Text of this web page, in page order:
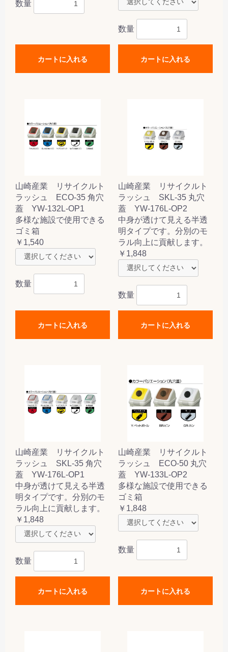
数量
カートに入れる
数量
カートに入れる
山崎産業 リサイクルト
ラッシュ ECO-35 角穴
蓋 YW-132L-OP1
多様な施設で使用できる
ゴミ箱
￥1,540
数量
カートに入れる
山崎産業 リサイクルト
ラッシュ SKL-35 丸穴
蓋 YW-176L-OP2
中身が透けて見える半透
明タイプです。分別のモ
ラル向上に貢献します。
￥1,848
数量
カートに入れる
山崎産業 リサイクルト
ラッシュ SKL-35 角穴
蓋 YW-176L-OP1
中身が透けて見える半透
明タイプです。分別のモ
ラル向上に貢献します。
￥1,848
数量
カートに入れる
山崎産業 リサイクルト
ラッシュ ECO-50 丸穴
蓋 YW-133L-OP2
多様な施設で使用できる
ゴミ箱
￥1,848
数量
カートに入れる